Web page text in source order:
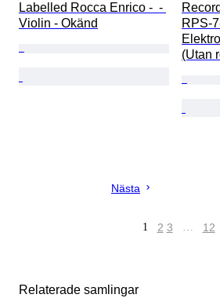
Labelled Rocca Enrico -  -
Violin - Okänd
RPS-
(Utan
Nästa
1 2 3 … 12
Relaterade samlingar